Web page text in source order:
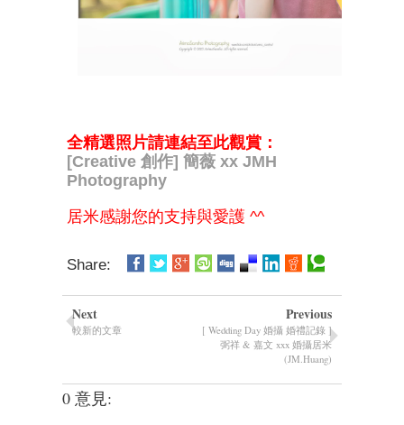
全精選照片請連結至此觀賞：
[Creative 創作] 簡薇 xx JMH
Photography
居米感謝您的支持與愛護 ^^
Share:
Next
較新的文章
Previous
[ Wedding Day 婚攝 婚禮記錄 ]
弼祥 & 嘉文 xxx 婚攝居米
(JM.Huang)
0 意見: